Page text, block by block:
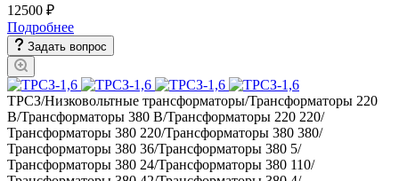
12500 ₽
Подробнее
Задать вопрос
ТРСЗ/Низковольтные трансформаторы/Трансформаторы 220
В/Трансформаторы 380 В/Трансформаторы 220 220/
Трансформаторы 380 220/Трансформаторы 380 380/
Трансформаторы 380 36/Трансформаторы 380 5/
Трансформаторы 380 24/Трансформаторы 380 110/